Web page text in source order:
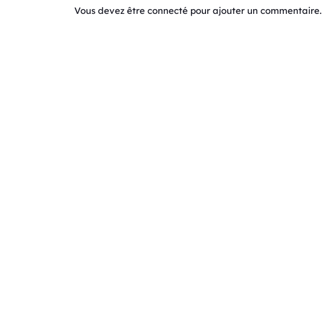
Vous devez être connecté pour ajouter un commentaire.